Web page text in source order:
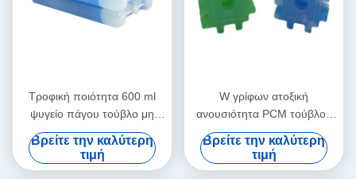
Τροφική ποιότητα 600 ml
ψυγείο πάγου τούβλο μη
καυστικό για μεταφορά με
ψυχρή αλυσίδα για τρόφιμα
κατεψυγμένα
Βρείτε την καλύτερη
τιμή
W γρίφων ατοξική
ανουσιότητα PCM τούβλου
πάγου πιό δροσερή μέσα
στο υλικό για τα ποτά
παγωμένων τροφίμων
Βρείτε την καλύτερη
τιμή